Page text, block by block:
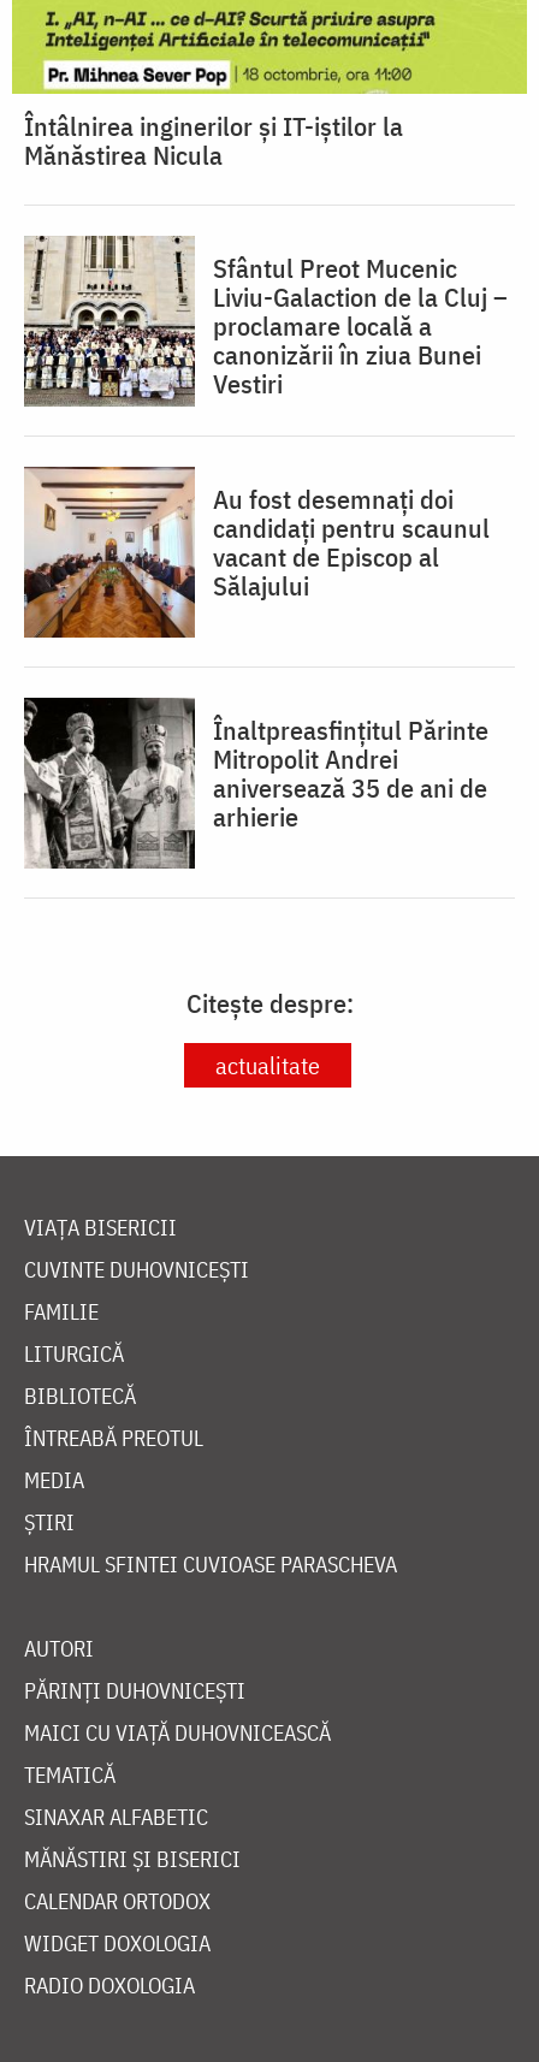
Întâlnirea inginerilor și IT-iștilor la
Mănăstirea Nicula
Sfântul Preot Mucenic
Liviu-Galaction de la Cluj –
proclamare locală a
canonizării în ziua Bunei
Vestiri
Au fost desemnați doi
candidați pentru scaunul
vacant de Episcop al
Sălajului
Înaltpreasfințitul Părinte
Mitropolit Andrei
aniversează 35 de ani de
arhierie
Citește despre:
actualitate
VIAȚA BISERICII
CUVINTE DUHOVNICEȘTI
FAMILIE
LITURGICĂ
BIBLIOTECĂ
ÎNTREABĂ PREOTUL
MEDIA
ȘTIRI
HRAMUL SFINTEI CUVIOASE PARASCHEVA
AUTORI
PĂRINȚI DUHOVNICEȘTI
MAICI CU VIAȚĂ DUHOVNICEASCĂ
TEMATICĂ
SINAXAR ALFABETIC
MĂNĂSTIRI ȘI BISERICI
CALENDAR ORTODOX
WIDGET DOXOLOGIA
RADIO DOXOLOGIA